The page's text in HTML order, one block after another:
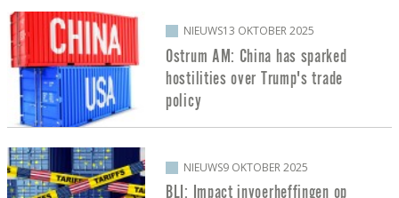
NIEUWS13 OKTOBER 2025
Ostrum AM: China has sparked
hostilities over Trump's trade
policy
NIEUWS9 OKTOBER 2025
BLI: Impact invoerheffingen op